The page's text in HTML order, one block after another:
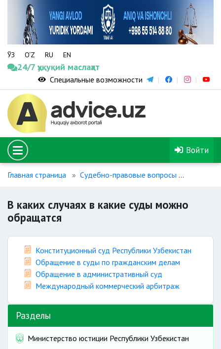
ЎЗ O‘Z RU EN
24/7 ҳуқуқий маслаҳат
Специальные возможности
Войти
Главная страница Судебно-правовые вопросы
В каких случаях в какие суды можно
обращатся
Конституционный суд Республики Узбекистан
Обращение в суды по гражданским делам
Обращение в административный суд
Международный коммерческий арбитраж
Разделы
Министерство юстиции Республики Узбекистан